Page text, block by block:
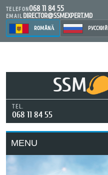
TELEFON068 11 84 55
EMAIL DIRECTOR@SSMEXPERT.MD
ROMÂNĂ РУССКИЙ
SSM
TEL.
068 11 84 55
MENU